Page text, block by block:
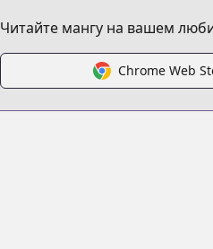
Читайте мангу на вашем
Chrome Web